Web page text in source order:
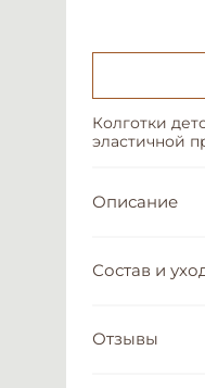
Колготки
эластичной
Описание
Состав и
Отзывы